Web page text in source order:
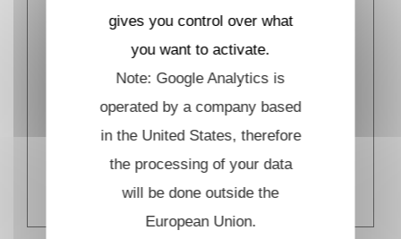
Functions and diversity of
circular RNAs in archaea
EN SAVOIR PLUS
gives you control over what
you want to activate.
Note: Google Analytics is
operated by a company based
in the United States, therefore
the processing of your data
will be done outside the
European Union.